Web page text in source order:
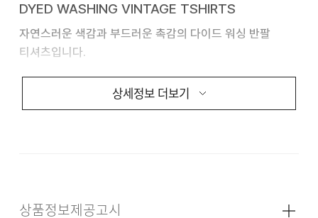
상세정보 더보기
DYED WASHING VINTAGE TSHIRTS
자연스러운 색감과 부드러운 촉감의 다이드 워싱 반팔
티셔츠입니다.
20수 고밀도 원단을 사용하여 탄탄하면서도 편안한
착용감을 제공합니다.가먼트 다잉과 아쿠아 워싱 공정을
FABRIC & INFORMATION
상품정보제공고시